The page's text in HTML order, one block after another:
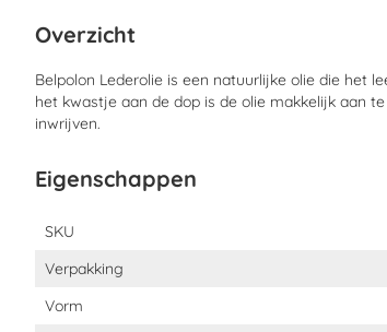
De olie dient voor het eerste gebruik getest te
Met het bijgeleverde kwastje kun je het te
doek de olie inwrijven. Na 2 uur is de olie
opblinken.
Overzicht
Belpolon Lederolie is een natuurlijke olie die het
het kwastje aan de dop is de olie makkelijk aan
inwrijven.
Eigenschappen
Eigenschappen
SKU
Verpakking
Vorm